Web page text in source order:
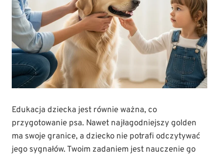
Edukacja dziecka jest równie ważna, co
przygotowanie psa. Nawet najłagodniejszy golden
ma swoje granice, a dziecko nie potrafi odczytywać
jego sygnałów. Twoim zadaniem jest nauczenie go